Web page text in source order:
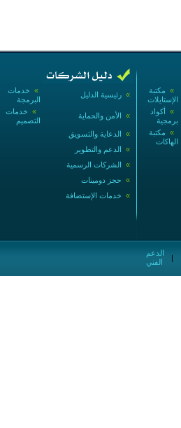
» خدمات
البرمجة
» رئيسية الدليل
» خدمات
التصميم
» الأمن والحماية
» الدعاية والتسويق
» الدعم والتطوير
» الشركات الرسمية
» حجز دومينات
» خدمات الإستضافة
» مكتبة
الإستايلات
» أكواد
برمجية
» مكتبة
الهاكات
الفني
|